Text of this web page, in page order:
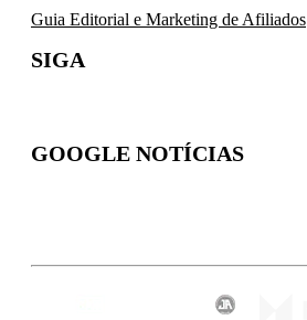
Guia Editorial e Marketing de Afiliados
SIGA
GOOGLE NOTÍCIAS